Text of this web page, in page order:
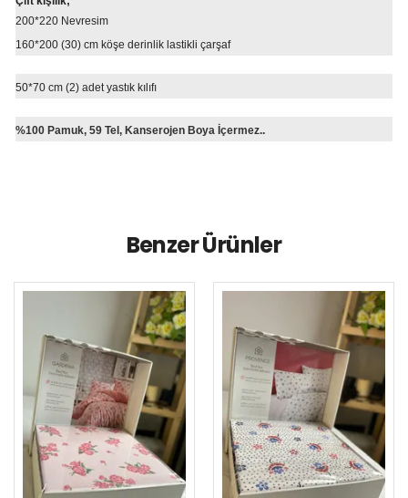
200*220 Nevresim
160*200 (30) cm köşe derinlik lastikli çarşaf
50*70 cm (2) adet yastık kılıfı
%100 Pamuk, 59 Tel, Kanserojen Boya İçermez..
Benzer Ürünler